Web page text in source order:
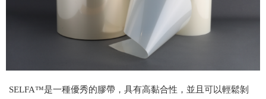
SELFA™是一種優秀的膠帶，具有高黏合性，並且可以輕鬆剝